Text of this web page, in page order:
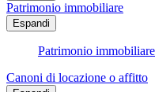
Patrimonio immobiliare
Espandi
Patrimonio immobiliare
Canoni di locazione o affitto